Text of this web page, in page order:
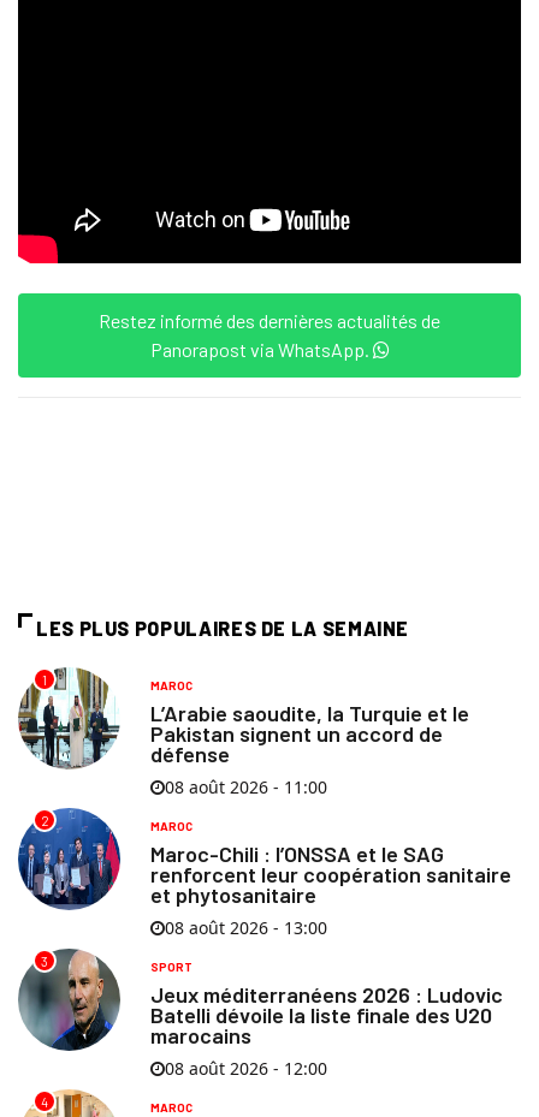
Restez informé des dernières actualités de
Panorapost via WhatsApp.
LES PLUS POPULAIRES DE LA SEMAINE
1 MAROC
L’Arabie saoudite, la Turquie et le
Pakistan signent un accord de
défense
08 août 2026 - 11:00
2 MAROC
Maroc-Chili : l’ONSSA et le SAG
renforcent leur coopération sanitaire
et phytosanitaire
08 août 2026 - 13:00
3 SPORT
Jeux méditerranéens 2026 : Ludovic
Batelli dévoile la liste finale des U20
marocains
08 août 2026 - 12:00
4 MAROC